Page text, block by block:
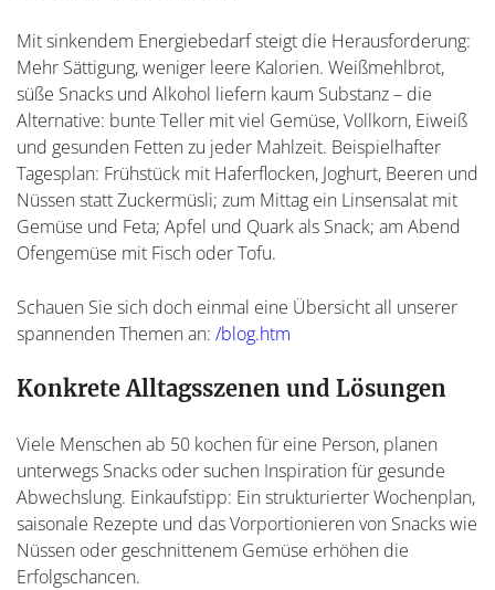
Mit sinkendem Energiebedarf steigt die Herausforderung:
Mehr Sättigung, weniger leere Kalorien. Weißmehlbrot,
süße Snacks und Alkohol liefern kaum Substanz – die
Alternative: bunte Teller mit viel Gemüse, Vollkorn, Eiweiß
und gesunden Fetten zu jeder Mahlzeit. Beispielhafter
Tagesplan: Frühstück mit Haferflocken, Joghurt, Beeren und
Nüssen statt Zuckermüsli; zum Mittag ein Linsensalat mit
Gemüse und Feta; Apfel und Quark als Snack; am Abend
Ofengemüse mit Fisch oder Tofu.
Schauen Sie sich doch einmal eine Übersicht all unserer
spannenden Themen an: /blog.htm
Konkrete Alltagsszenen und Lösungen
Viele Menschen ab 50 kochen für eine Person, planen
unterwegs Snacks oder suchen Inspiration für gesunde
Abwechslung. Einkaufstipp: Ein strukturierter Wochenplan,
saisonale Rezepte und das Vorportionieren von Snacks wie
Nüssen oder geschnittenem Gemüse erhöhen die
Erfolgschancen.